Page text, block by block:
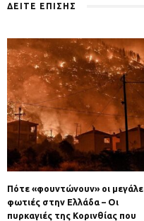
ΔΕΙΤΕ ΕΠΙΣΗΣ
Πότε «φουντώνουν» οι
φωτιές στην Ελλάδα – Οι
πυρκαγιές της Κορινθίας που